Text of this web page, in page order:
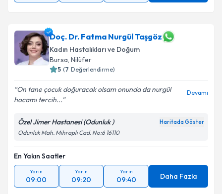
Doç. Dr. Fatma Nurgül Taşgöz
Kadın Hastalıkları ve Doğum
Bursa, Nilüfer
5 (7 Değerlendirme)
On tane çocuk doğuracak olsam onunda da nurgül
hocamı tercih...
Devamı
Özel Jimer Hastanesi (Odunluk ) Haritada Göster
Odunluk Mah. Mihraplı Cad. No:6 16110
En Yakın Saatler
Yarın
09:00
Yarın
09:20
Yarın
09:40 Daha Fazla